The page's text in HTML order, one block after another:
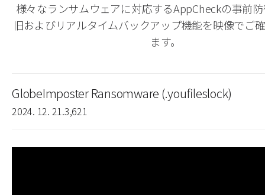
様々なランサムウェアに対応するAppCheckの事前
旧およびリアルタイムバックアップ機能を映像でご
ます。
GlobeImposter Ransomware (.youfileslock)
2024. 12. 21.3,621